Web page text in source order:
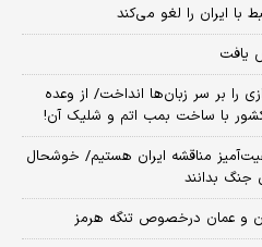
با ایران را لغو می‌کند
را بر سر زبان‌ها انداخت/ از وعده
مناقشه ایران هستیم/ خوشحال
جنگ بدانند
و عمان درخصوص تنگه هرمز